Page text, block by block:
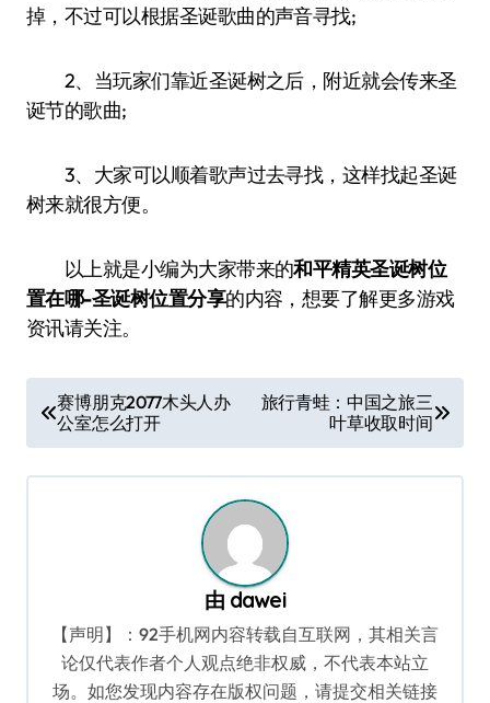
掉，不过可以根据圣诞歌曲的声音寻找;
2、当玩家们靠近圣诞树之后，附近就会传来圣
诞节的歌曲;
3、大家可以顺着歌声过去寻找，这样找起圣诞
树来就很方便。
以上就是小编为大家带来的和平精英圣诞树位
置在哪-圣诞树位置分享的内容，想要了解更多游戏
资讯请关注。
章
导
赛博朋克2077木头人办
公室怎么打开
旅行青蛙：中国之旅三
叶草收取时间
由 dawei
【声明】：92手机网内容转载自互联网，其相关言
论仅代表作者个人观点绝非权威，不代表本站立
场。如您发现内容存在版权问题，请提交相关链接